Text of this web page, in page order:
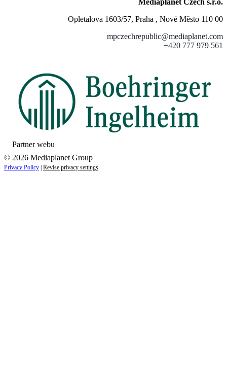
Opletalova 1603/57, Praha , Nové Město 110 00
mpczechrepublic@mediaplanet.com
+420 777 979 561
Partner webu
© 2026 Mediaplanet Group
Privacy Policy | Revise privacy settings